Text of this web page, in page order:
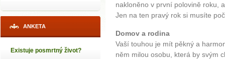
ANKETA
Existuje posmrtný život?
nakloněno v první polovině roku,
Jen na ten pravý rok si musíte
Domov a rodina
Vaší touhou je mít pěkný a
něm milou osobu, která by svým